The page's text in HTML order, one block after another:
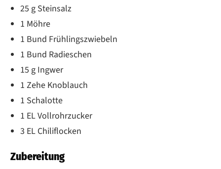
25 g Steinsalz
1 Möhre
1 Bund Frühlingszwiebeln
1 Bund Radieschen
15 g Ingwer
1 Zehe Knoblauch
1 Schalotte
1 EL Vollrohrzucker
3 EL Chiliflocken
Zubereitung